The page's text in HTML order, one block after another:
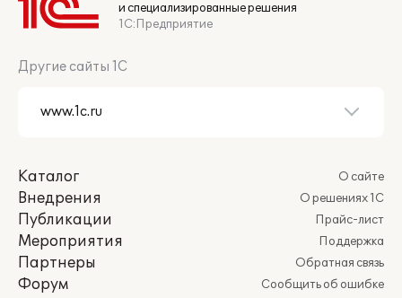
и специализированные решения
1С:Предприятие
Другие сайты 1С
Каталог
Внедрения
Публикации
Мероприятия
Партнеры
Форум
О сайте
О решениях 1С
Прайс-лист
Поддержка
Обратная связь
Сообщить об ошибке